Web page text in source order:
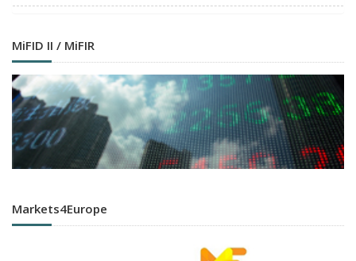
MiFID II / MiFIR
Markets4Europe